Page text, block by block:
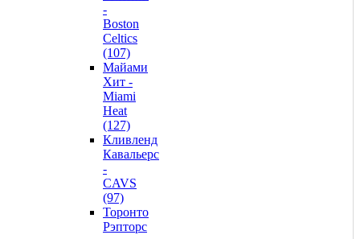
-
Boston
Celtics
(107)
Майами
Хит -
Miami
Heat
(127)
Кливленд
Кавальерс
-
CAVS
(97)
Торонто
Рэпторс